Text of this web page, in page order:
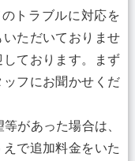
トラブルに対応を
ただいておりませ
ております。まず
フにお聞かせくだ
があった場合は、
で追加料金をいた